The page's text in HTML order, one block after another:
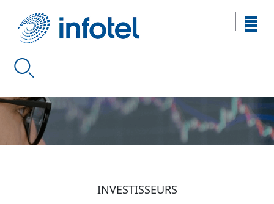
INVESTISSEURS